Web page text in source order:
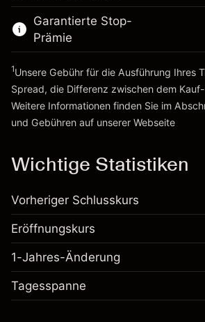
Zur Plattform
Positionsgröße mit
~HK$5,000.00
Geld aus Hebelwirkung ~
Zur Plattform
Garantierte Stop-
Prämie
1Unsere Gebühr für die Ausführung Ihres
Spread, die Differenz zwischen dem
Weitere Informationen finden Sie im
und Gebühren auf unserer Webseite
Wichtige Statistiken
Vorheriger Schlusskurs
Eröffnungskurs
1-Jahres-Änderung
Tagesspanne